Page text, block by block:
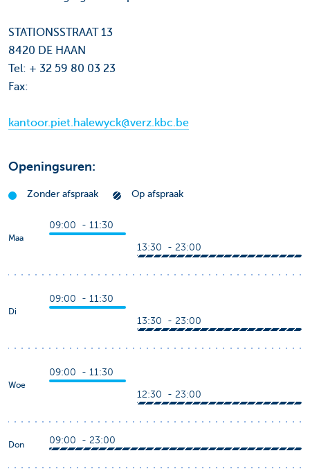
STATIONSSTRAAT 13
8420 DE HAAN
Tel: + 32 59 80 03 23
Fax:
kantoor.piet.halewyck@verz.kbc.be
Openingsuren:
Zonder afspraak Op afspraak
Maa
09:00 - 11:30
13:30 - 23:00
Di
09:00 - 11:30
13:30 - 23:00
Woe
09:00 - 11:30
12:30 - 23:00
Don 09:00 - 23:00